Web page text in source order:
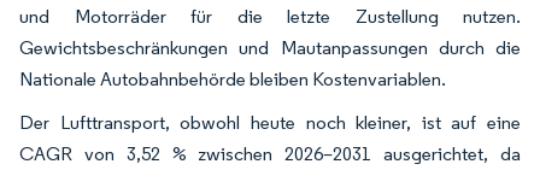
und Motorräder für die letzte Zustellung nutzen.
Gewichtsbeschränkungen und Mautanpassungen durch die
Nationale Autobahnbehörde bleiben Kostenvariablen.
Der Lufttransport, obwohl heute noch kleiner, ist auf eine
CAGR von 3,52 % zwischen 2026–2031 ausgerichtet, da